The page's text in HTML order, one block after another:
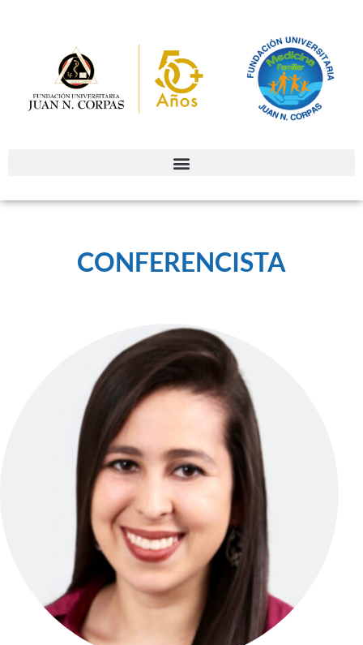
CONFERENCISTA